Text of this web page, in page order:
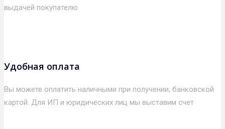
выдачей покупателю
Удобная оплата
Вы можете оплатить наличными при получении, банковской
картой. Для ИП и юридических лиц мы выставим счет